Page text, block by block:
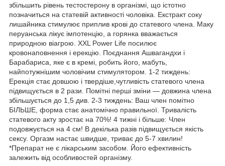
збільшить рівень тестостерону в організмі, що істотно
позначиться на статевій активності чоловіка. Екстракт соку
лишайника стимулює приплив крові до статевого члена. Маку
перуанська лікує імпотенцію, а горянка вважається
природною віагрою. XXL Power Life посилює
кровонаповнення і ерекцію. Поєднання Ашвагандхи і
Барабариса, яке є в кремі, робить його, мабуть,
найпотужнішим чоловічим стимулятором. 1-2 тиждень:
Ерекція стає довшою і твердіше,чутливість статевого члена
підвищується в 2 рази. Помітні перші зміни ― довжина члена
збільшується до 1,5 див. 2-3 тиждень: Ваш член помітно
БІЛЬШЕ, форма стає анатомічно правильної. Тривалість
статевого акту зростає на 70%! 4 тижні і більше: Член
подовжується на 4 см! В декілька разів підвищується якість
сексу. Оргазм настає швидше, триває до 5-7 хвилин!
*Препарат не є лікарським засобом. Його ефективність
залежить від особливостей організму.